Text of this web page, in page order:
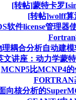
[转帖]蒙特卡罗
[转帖]wolff算
软件license管理器
理耦合分析自动建
文讲座：动力学蒙
MCNP5比MCNP4
FORTRAN
向核分析的